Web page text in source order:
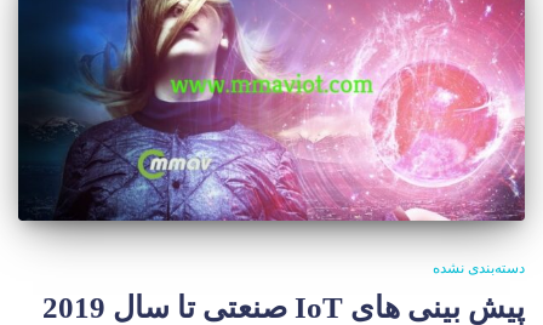
دسته‌بندی نشده
پیش بینی های IoT صنعتی تا سال 2019